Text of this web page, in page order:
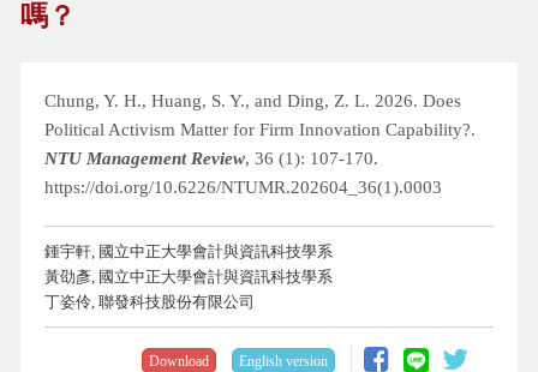
嗎？
Chung, Y. H., Huang, S. Y., and Ding, Z. L. 2026. Does
Political Activism Matter for Firm Innovation Capability?.
NTU Management Review, 36 (1): 107-170.
https://doi.org/10.6226/NTUMR.202604_36(1).0003
鍾宇軒, 國立中正大學會計與資訊科技學系
黃劭彥, 國立中正大學會計與資訊科技學系
丁姿伶, 聯發科技股份有限公司
Download English version